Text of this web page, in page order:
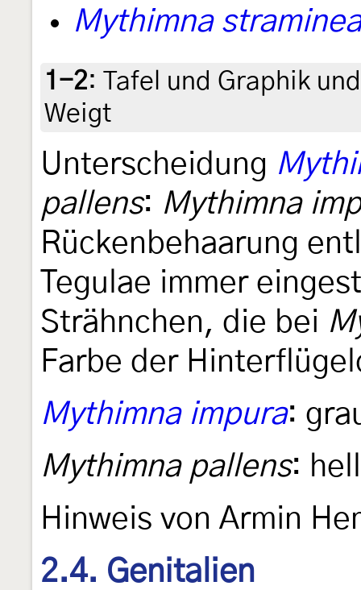
Mythimna straminea
1-2:
Tafel und Graphik
Weigt
Unterscheidung
pallens: Mythimna
Rückenbehaarung
Tegulae immer
Strähnchen, die bei
Farbe der
Mythimna impura:
Mythimna pallens: hell
Hinweis von Armin
2.4. Genitalien